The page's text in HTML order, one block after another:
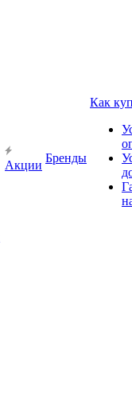
Акции
Бренды
Как